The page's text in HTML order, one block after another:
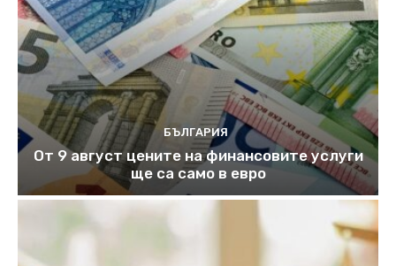
БЪЛГАРИЯ
От 9 август цените на финансовите услуги
ще са само в евро